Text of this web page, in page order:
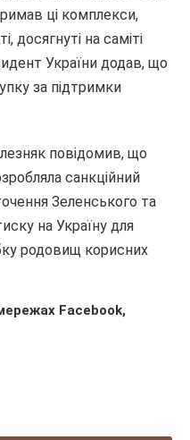
ці комплекси,
досягнуті на саміті
України додав, що
за підтримки
повідомив, що
санкційний
Зеленського та
на Україну для
родовищ корисних
Facebook,